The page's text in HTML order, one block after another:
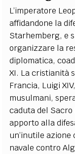
L’imperatore
affidandone la
Starhemberg, e
organizzare la
diplomatica,
XI. La cristianità
Francia, Luigi
musulmani,
caduta del
apporto alla
un’inutile
navale contro